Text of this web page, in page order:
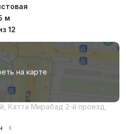
м
12
на карте
Катта Мирабад 2-й проезд,